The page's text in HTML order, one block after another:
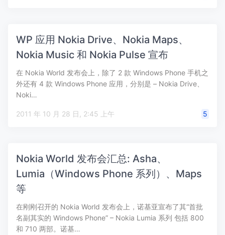
WP 应用 Nokia Drive、Nokia Maps、
Nokia Music 和 Nokia Pulse 宣布
在 Nokia World 发布会上，除了 2 款 Windows Phone 手机之
外还有 4 款 Windows Phone 应用，分别是 – Nokia Drive、
Noki…
2011 年 10 月 28 日, 2:45 上午 5
Nokia World 发布会汇总: Asha、
Lumia（Windows Phone 系列）、Maps
等
在刚刚召开的 Nokia World 发布会上，诺基亚宣布了其“首批
名副其实的 Windows Phone” – Nokia Lumia 系列 包括 800
和 710 两部。诺基…